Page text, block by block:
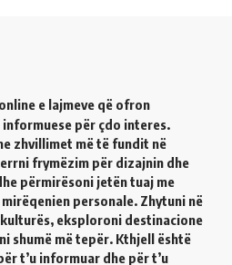
e lajmeve që ofron
për çdo interes.
zhvillimet më të fundit në
frymëzim për dizajnin dhe
përmirësoni jetën tuaj me
personale. Zhytuni në
eksploroni destinacione
shumë më tepër. Kthjell është
t’u informuar dhe për t’u